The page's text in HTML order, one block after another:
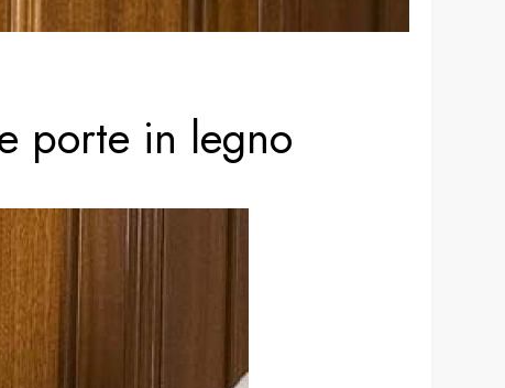
porte in legno